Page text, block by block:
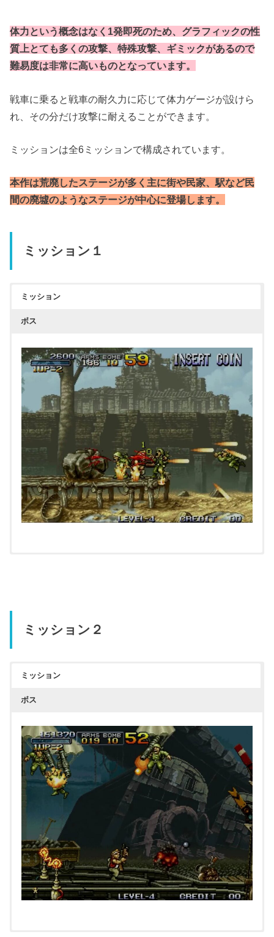
体力という概念はなく1発即死のため、グラフィックの性
質上とても多くの攻撃、特殊攻撃、ギミックがあるので
難易度は非常に高いものとなっています。
戦車に乗ると戦車の耐久力に応じて体力ゲージが設けら
れ、その分だけ攻撃に耐えることができます。
ミッションは全6ミッションで構成されています。
本作は荒廃したステージが多く主に街や民家、駅など民
間の廃墟のようなステージが中心に登場します。
ミッション１
ミッション
ボス
ミッション２
ミッション
ボス